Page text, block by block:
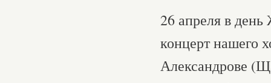
26 апреля в
концерт нашего
Александрове